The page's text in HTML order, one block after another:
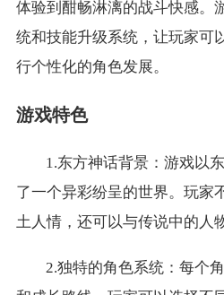
体验到酣畅淋漓的战斗快感。
统和技能升级系统，让玩家可
行个性化的角色发展。
游戏特色
1.东方神话背景：游戏以
了一个异彩纷呈的世界。玩家
土人情，还可以与传说中的人
2.独特的角色系统：每个